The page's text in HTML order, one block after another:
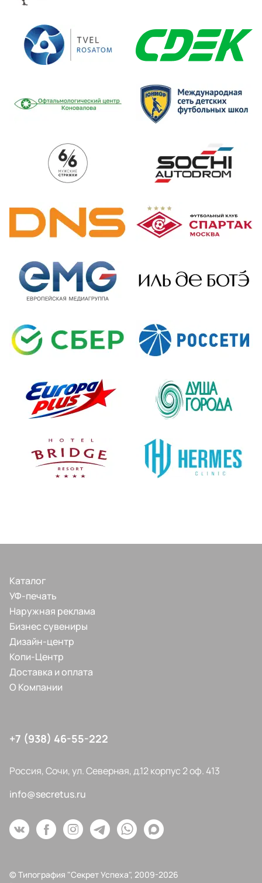
Каталог
УФ-печать
Наружная реклама
Бизнес сувениры
Дизайн-центр
Копи-Центр
Доставка и оплата
О Компании
+7 (938) 46-55-222
Россия, Сочи, ул. Северная, д.12 корпус 2 оф. 413
info@secretus.ru
© Типография "Секрет Успеха", 2009-2026